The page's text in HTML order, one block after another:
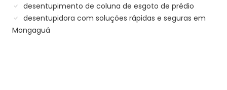
desentupimento de coluna de esgoto de prédio
desentupidora com soluções rápidas e seguras em
Mongaguá